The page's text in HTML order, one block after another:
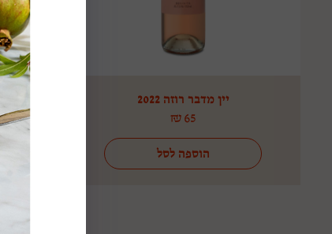
יין מדבר רוזה 2022
₪ 65
הוספה לסל